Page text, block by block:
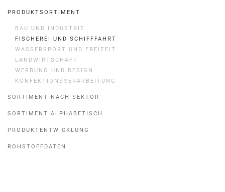
PRODUKTSORTIMENT
BAU UND INDUSTRIE
FISCHEREI UND SCHIFFFAHRT
WASSERSPORT UND FREIZEIT
LANDWIRTSCHAFT
WERBUNG UND DESIGN
KONFEKTIONSVERARBEITUNG
SORTIMENT NACH SEKTOR
SORTIMENT ALPHABETISCH
PRODUKTENTWICKLUNG
ROHSTOFFDATEN